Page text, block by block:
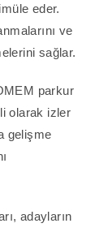
eder.
ve
sağlar.
parkur
olarak izler
gelişme
adayların